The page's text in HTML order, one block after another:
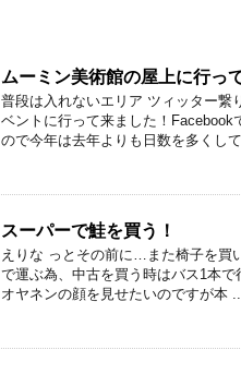
ムーミン美術館の屋上に行っ
普段は入れないエリア ツィッター繋
ベントに行って来ました！Facebook
ので今年は去年よりも日数を多くし
スーパーで鮭を買う！
えりな っとその前に…また椅子を買
で運ぶ為、中古を買う時はバス1本
オヤネンの顔を見せたいのですが本